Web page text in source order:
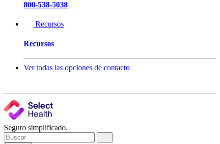
800-538-5038
Recursos
Recursos
Ver todas las opciones de contacto
Seguro simplificado.